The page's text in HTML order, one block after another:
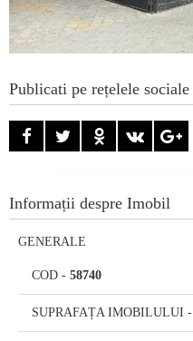
Publicati pe rețelele sociale
Informații despre Imobil
GENERALE
COD - 58740
SUPRAFAȚA IMOBILULUI -